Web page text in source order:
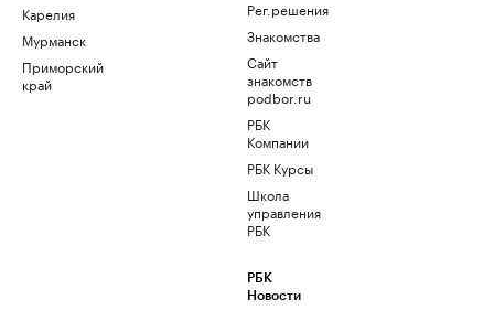
Карелия
Мурманск
Приморский
край
Рег.решения
Знакомства
Сайт
знакомств
podbor.ru
РБК
Компании
РБК Курсы
Школа
управления
РБК
РБК
Новости